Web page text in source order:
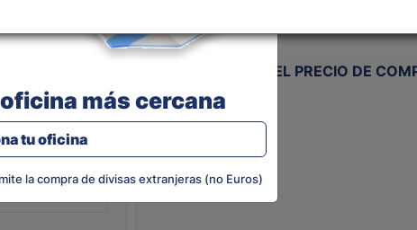
más cercana
tu oficina
la compra de divisas extranjeras (no Euros)
quieres?
EVOLUCIÓN DEL PRECIO DE
TAILANDÉS
JS chart by amCharts